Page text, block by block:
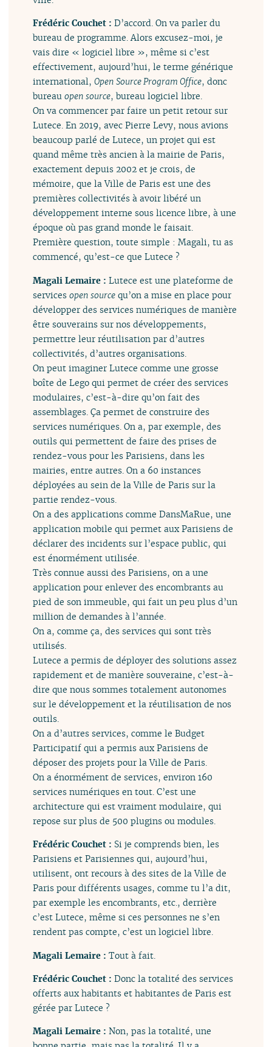
Frédéric Couchet :D’accord. On va parler du
bureau de programme. Alors excusez-moi, je
vais dire « logiciel libre », même si c’est
effectivement, aujourd’hui, le terme générique
international,Open Source Program Office, donc
bureauopen source, bureau logiciel libre.
On va commencer par faire un petit retour sur
Lutece. En 2019, avec Pierre Levy, nous avions
beaucoup parlé de Lutece, un projet qui est
quand même très ancien à la mairie de Paris,
exactement depuis 2002 et je crois, de
mémoire, que la Ville de Paris est une des
premières collectivités à avoir libéré un
développement interne sous licence libre, à une
époque où pas grand monde le faisait.
Première question, toute simple : Magali, tu as
commencé, qu’est-ce que Lutece ?
Magali Lemaire :Lutece est une plateforme de
servicesopen source qu’on a mise en place pour
développer des services numériques de manière
être souverains sur nos développements,
permettre leur réutilisation par d’autres
collectivités, d’autres organisations.
On peut imaginer Lutece comme une grosse
boîte de Lego qui permet de créer des services
modulaires, c’est-à-dire qu’on fait des
assemblages. Ça permet de construire des
services numériques. On a, par exemple, des
outils qui permettent de faire des prises de
rendez-vous pour les Parisiens, dans les
mairies, entre autres. On a 60 instances
déployées au sein de la Ville de Paris sur la
partie rendez-vous.
On a des applications comme DansMaRue, une
application mobile qui permet aux Parisiens de
déclarer des incidents sur l’espace public, qui
est énormément utilisée.
Très connue aussi des Parisiens, on a une
application pour enlever des encombrants au
pied de son immeuble, qui fait un peu plus d’un
million de demandes à l’année.
On a, comme ça, des services qui sont très
utilisés.
Lutece a permis de déployer des solutions assez
rapidement et de manière souveraine, c’est-à-
dire que nous sommes totalement autonomes
sur le développement et la réutilisation de nos
outils.
On a d’autres services, comme le Budget
Participatif qui a permis aux Parisiens de
déposer des projets pour la Ville de Paris.
On a énormément de services, environ 160
services numériques en tout. C’est une
architecture qui est vraiment modulaire, qui
repose sur plus de 500 plugins ou modules.
Frédéric Couchet : Si je comprends bien, les
Parisiens et Parisiennes qui, aujourd’hui,
utilisent, ont recours à des sites de la Ville de
Paris pour différents usages, comme tu l’a dit,
par exemple les encombrants, etc., derrière
c’est Lutece, même si ces personnes ne s’en
rendent pas compte, c’est un logiciel libre.
Magali Lemaire :Tout à fait.
Frédéric Couchet :Donc la totalité des services
offerts aux habitants et habitantes de Paris est
gérée par Lutece ?
Magali Lemaire :Non, pas la totalité, une